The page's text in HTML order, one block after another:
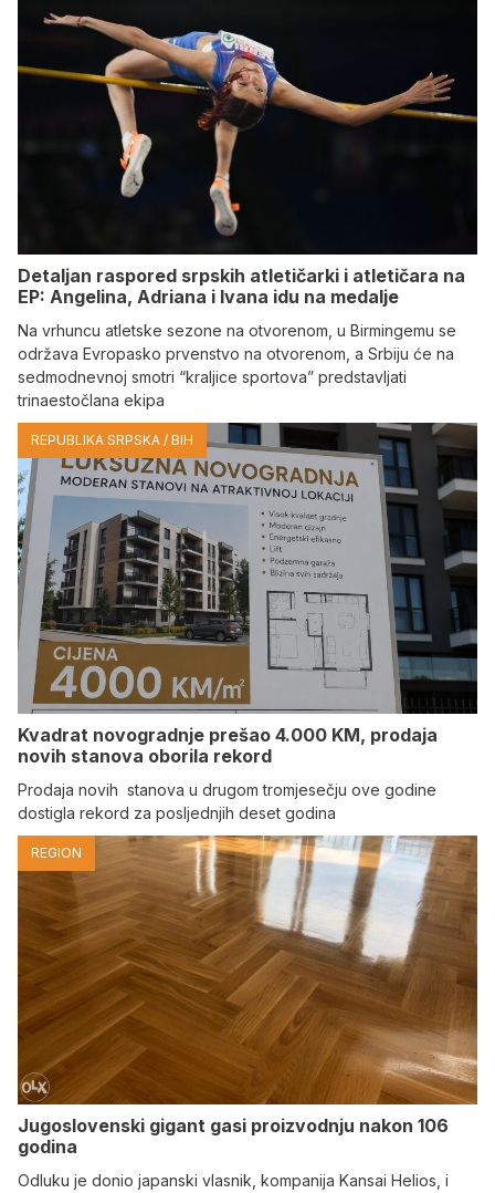
Detaljan raspored srpskih atletičarki i atletičara na
EP: Angelina, Adriana i Ivana idu na medalje
Na vrhuncu atletske sezone na otvorenom, u Birmingemu se
održava Evropasko prvenstvo na otvorenom, a Srbiju će na
sedmodnevnoj smotri “kraljice sportova” predstavljati
trinaestočlana ekipa
REPUBLIKA SRPSKA / BIH
Kvadrat novogradnje prešao 4.000 KM, prodaja
novih stanova oborila rekord
Prodaja novih stanova u drugom tromjesečju ove godine
dostigla rekord za posljednjih deset godina
REGION
Jugoslovenski gigant gasi proizvodnju nakon 106
godina
Odluku je donio japanski vlasnik, kompanija Kansai Helios, i